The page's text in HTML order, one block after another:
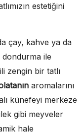
estetiğini
çay, kahve ya da
ile
zengin bir tatlı
aromalarını
künefeyi merkeze
gibi meyveler
hale